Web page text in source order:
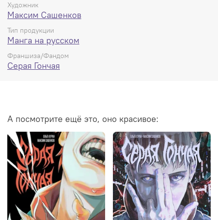
Художник
Максим Сашенков
Тип продукции
Манга на русском
Франшиза/Фандом
Серая Гончая
А посмотрите ещё это, оно красивое: